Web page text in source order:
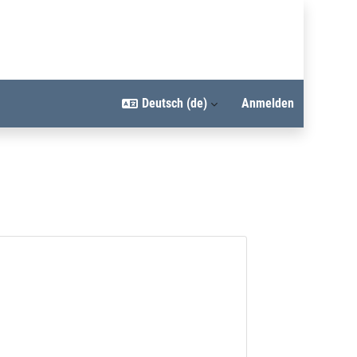
Deutsch ‎(de)‎ Anmelden